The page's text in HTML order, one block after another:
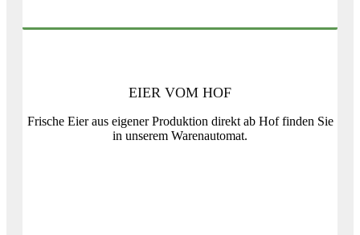
EIER VOM HOF
Frische Eier aus eigener Produktion direkt ab Hof finden Sie
in unserem Warenautomat.